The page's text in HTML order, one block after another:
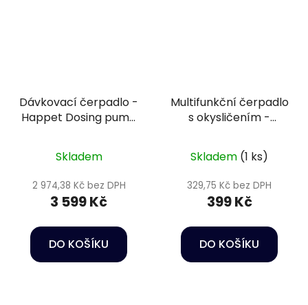
Dávkovací čerpadlo -
Happet Dosing pump
Skladem
2 974,38 Kč bez DPH
3 599 Kč
DO KOŠÍKU
Multifunkční čerpadlo
s okysličením -
HC03
Skladem (1 ks)
329,75 Kč bez DPH
399 Kč
DO KOŠÍKU